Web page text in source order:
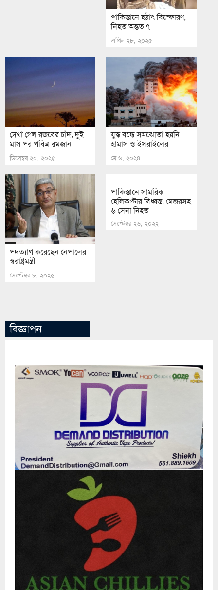
পাকিস্তানে হঠাৎ বিস্ফোরণ,
নিহত অন্তত ৭
এপ্রিল ২৮, ২০২৫
দেখা গেল রজবের চাঁদ, দুই
মাস পর পবিত্র রমজান
ডিসেম্বর ২০, ২০২৫
যুদ্ধ বন্ধে সমঝোতা হয়নি
হামাস ও ইসরাইলের
মে ৬, ২০২৪
পদত্যাগ করেছেন নেপালের
স্বরাষ্ট্রমন্ত্রী
সেপ্টেম্বর ৮, ২০২৫
পাকিস্তানে সামরিক
হেলিকপ্টার বিধ্বস্ত, মেজরসহ
৬ সেনা নিহত
সেপ্টেম্বর ২৬, ২০২২
বিজ্ঞাপন